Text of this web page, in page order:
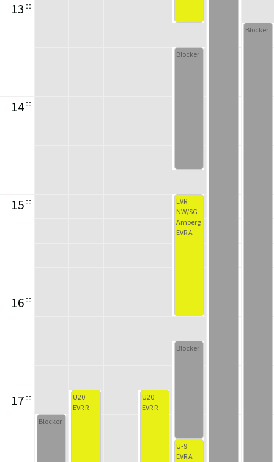
13 00
1400
15 00
16 00
17 00
Blocker
U20
EVR R
U20
EVR R
Blocker
EVR
NW/SG
Amberg
EVR A
Blocker
U-9
EVR A
Blocker